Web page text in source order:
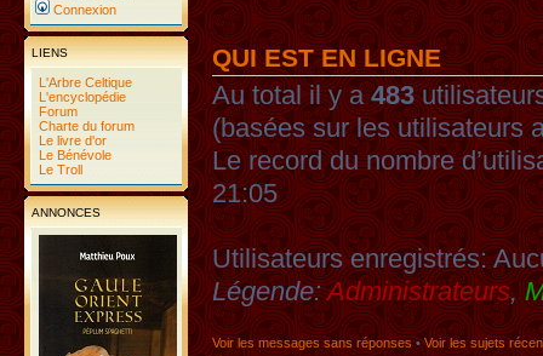
Connexion
LIENS
L'Arbre Celtique
L'encyclopédie
Forum
Charte du forum
Le livre d'or
Le Bénévole
Le Troll
ANNONCES
QUI EST EN LIGNE
Au total il y a483
(basées sur les utilisateurs
Le record du nombre
21:05
Utilisateurs enregistrés:
Légende:Administrateurs,
Voir les messages sans réponses•Voir les sujets